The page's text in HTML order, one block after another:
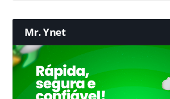
Mr. Ynet